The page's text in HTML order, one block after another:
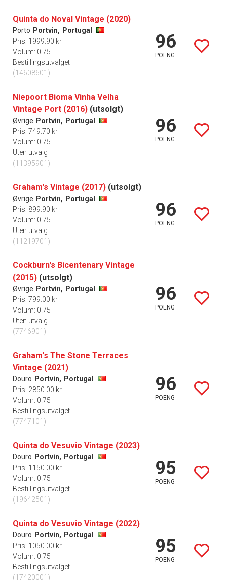
Quinta do Noval Vintage (2020)
Porto Portvin, Portugal
Pris: 1999.90 kr
Volum: 0.75 l
Bestillingsutvalget
(14608601)
96
POENG
Niepoort Bioma Vinha Velha
Vintage Port (2016) (utsolgt)
Øvrige Portvin, Portugal
Pris: 749.70 kr
Volum: 0.75 l
Uten utvalg
(11395901)
96
POENG
Graham's Vintage (2017) (utsolgt)
Øvrige Portvin, Portugal
Pris: 899.90 kr
Volum: 0.75 l
Uten utvalg
(11219701)
96
POENG
Cockburn's Bicentenary Vintage
(2015) (utsolgt)
Øvrige Portvin, Portugal
Pris: 799.00 kr
Volum: 0.75 l
Uten utvalg
(7746901)
96
POENG
Graham's The Stone Terraces
Vintage (2021)
Douro Portvin, Portugal
Pris: 2850.00 kr
Volum: 0.75 l
Bestillingsutvalget
(7747101)
96
POENG
Quinta do Vesuvio Vintage (2023)
Douro Portvin, Portugal
Pris: 1150.00 kr
Volum: 0.75 l
Bestillingsutvalget
(19642501)
95
POENG
Quinta do Vesuvio Vintage (2022)
Douro Portvin, Portugal
Pris: 1050.00 kr
Volum: 0.75 l
Bestillingsutvalget
(17420001)
95
POENG